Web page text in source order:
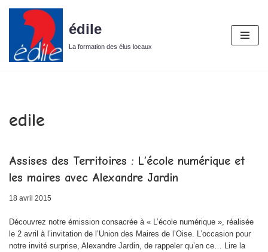
contenu
édile
La formation des élus locaux
edile
Assises des Territoires : L’école numérique et
les maires avec Alexandre Jardin
18 avril 2015
Découvrez notre émission consacrée à « L’école numérique », réalisée
le 2 avril à l’invitation de l’Union des Maires de l’Oise. L’occasion pour
notre invité surprise, Alexandre Jardin, de rappeler qu’en ce… Lire la